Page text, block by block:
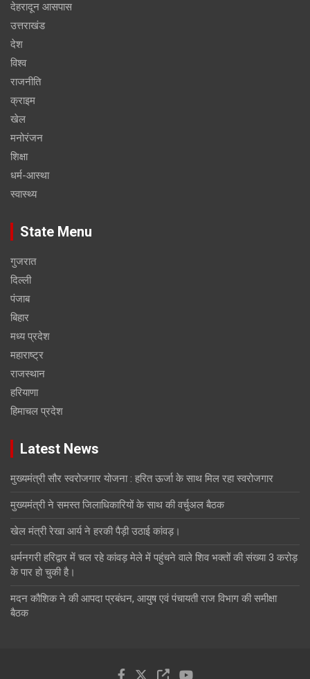
देहरादून आसपास
उत्तराखंड
देश
विश्व
राजनीति
क्राइम
खेल
मनोरंजन
शिक्षा
धर्म-आस्था
स्वास्थ्य
State Menu
गुजरात
दिल्ली
पंजाब
बिहार
मध्य प्रदेश
महाराष्ट्र
राजस्थान
हरियाणा
हिमाचल प्रदेश
Latest News
मुख्यमंत्री सौर स्वरोजगार योजना : हरित ऊर्जा के साथ मिल रहा स्वरोजगार
मुख्यमंत्री ने समस्त जिलाधिकारियों के साथ की वर्चुअल बैठक
खेल मंत्री रेखा आर्य ने हरकी पैड़ी उठाई कांवड़।
धर्मनगरी हरिद्वार में चल रहे कांवड़ मेले में पहुंचने वाले शिव भक्तों की संख्या 3 करोड़
के पार हो चुकी है।
मदन कौशिक ने की आपदा प्रबंधन, आयुष एवं पंचायती राज विभाग की समीक्षा
बैठक